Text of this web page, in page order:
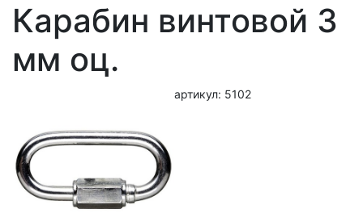
Карабин винтовой 3
мм оц.
артикул: 5102